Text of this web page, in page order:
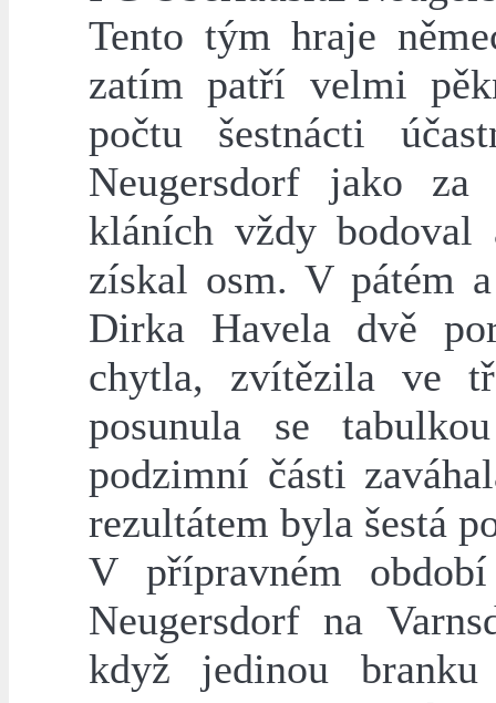
Tento tým hraje
zatím patří velmi
počtu šestnácti
Neugersdorf jako
kláních vždy bodoval
získal osm. V pátém
Dirka Havela dvě
chytla, zvítězila ve
posunula se
podzimní části
rezultátem byla šestá
V přípravném
Neugersdorf na
když jedinou branku